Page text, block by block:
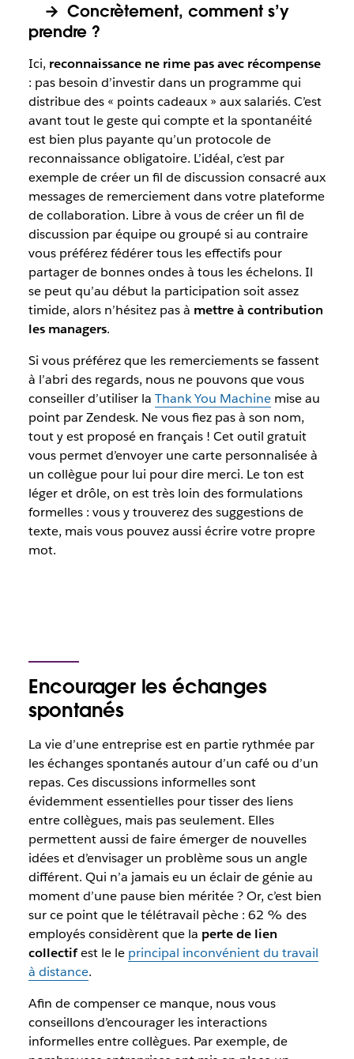
→ Concrètement, comment s’y
prendre ?
Ici, reconnaissance ne rime pas avec récompense
: pas besoin d’investir dans un programme qui
distribue des « points cadeaux » aux salariés. C’est
avant tout le geste qui compte et la spontanéité
est bien plus payante qu’un protocole de
reconnaissance obligatoire. L’idéal, c’est par
exemple de créer un fil de discussion consacré aux
messages de remerciement dans votre plateforme
de collaboration. Libre à vous de créer un fil de
discussion par équipe ou groupé si au contraire
vous préférez fédérer tous les effectifs pour
partager de bonnes ondes à tous les échelons. Il
se peut qu’au début la participation soit assez
timide, alors n’hésitez pas à mettre à contribution
les managers.
Si vous préférez que les remerciements se fassent
à l’abri des regards, nous ne pouvons que vous
conseiller d’utiliser la Thank You Machinemise au
point par Zendesk. Ne vous fiez pas à son nom,
tout y est proposé en français ! Cet outil gratuit
vous permet d’envoyer une carte personnalisée à
un collègue pour lui pour dire merci. Le ton est
léger et drôle, on est très loin des formulations
formelles : vous y trouverez des suggestions de
texte, mais vous pouvez aussi écrire votre propre
mot.
Encourager les échanges
spontanés
La vie d’une entreprise est en partie rythmée par
les échanges spontanés autour d’un café ou d’un
repas. Ces discussions informelles sont
évidemment essentielles pour tisser des liens
entre collègues, mais pas seulement. Elles
permettent aussi de faire émerger de nouvelles
idées et d’envisager un problème sous un angle
différent. Qui n’a jamais eu un éclair de génie au
moment d’une pause bien méritée ? Or, c’est bien
sur ce point que le télétravail pèche : 62 % des
employés considèrent que la perte de lien
collectifest le le principal inconvénient du travail
à distance.
Afin de compenser ce manque, nous vous
conseillons d’encourager les interactions
informelles entre collègues. Par exemple, de